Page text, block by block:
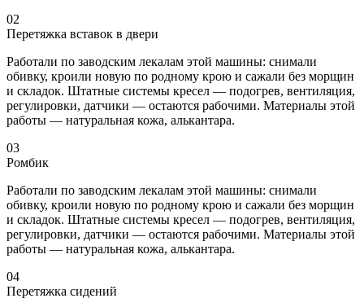
02
Перетяжка вставок в двери
Работали по заводским лекалам этой машины: снимали
обивку, кроили новую по родному крою и сажали без морщин
и складок. Штатные системы кресел — подогрев, вентиляция,
регулировки, датчики — остаются рабочими. Материалы этой
работы — натуральная кожа, алькантара.
03
Ромбик
Работали по заводским лекалам этой машины: снимали
обивку, кроили новую по родному крою и сажали без морщин
и складок. Штатные системы кресел — подогрев, вентиляция,
регулировки, датчики — остаются рабочими. Материалы этой
работы — натуральная кожа, алькантара.
04
Перетяжка сидений